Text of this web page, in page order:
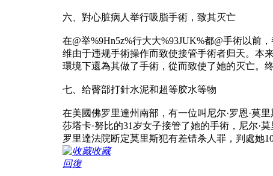
六、對心脏病人举行吸脂手術，致其灭亡
在@举%9Hn5z%行大大%93JUK%都@手術以前
维由于违规手術操作而致使接管手術者归天。本
環境下還為其做了手術，從而致使了她的灭亡。
七、给臀部打針水泥和超等胶水等物
在美國佛罗里達州南部，有一位叫尼尔·罗恩·莫
莎塔卡·努比的31岁女子接管了她的手術，尼尔·
罗里達法院断定莫里斯犯有差错杀人罪，判處她10
收藏
回復